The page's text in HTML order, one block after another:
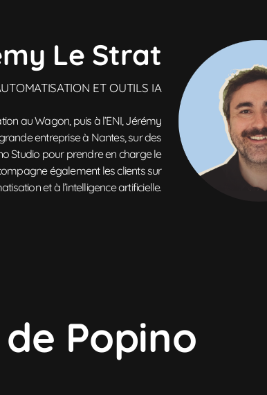
Le Strat
ET OUTILS IA
au Wagon, puis à l’ENI, Jérémy
entreprise à Nantes, sur des
Studio pour prendre en charge le
également les clients sur
et à l’intelligence artificielle.
Popino